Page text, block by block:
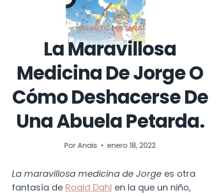
INFANTIL|RESEÑA
La Maravillosa
Medicina De Jorge O
Cómo Deshacerse De
Una Abuela Petarda.
Por Anaïs enero 18, 2022
La maravillosa medicina de Jorge es otra
fantasía de Roald Dahl en la que un niño,